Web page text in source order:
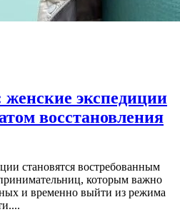
экспедиции
восстановления
становятся востребованным
которым важно
и временно выйти из режима